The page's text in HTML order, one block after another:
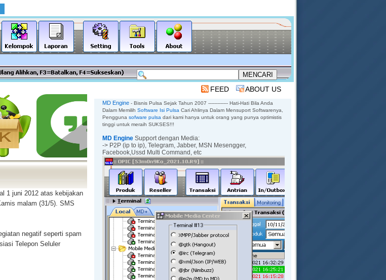
FEED ABOUT US
1 juni 2012 atas kebijakan
malam (31/5). SMS
negatif seperti spam
Telepon Seluler
MD Engine - Bisnis Pulsa Sejak Tahun 2007 ------------- Hati-Hati Bila Anda
Dalam Memilih Software Isi Pulsa Cari Ahlinya Dalam Mensuport Softwarenya,
Pengguna sofware pulsa dari kami hanya untuk orang yang punya optimistis
tinggi untuk meraih SUKSES!!!
MD Engine Support dengan Media:
-> P2P (ip to ip), Telegram, Jabber, MSN Mesengger,
Facebook,Ussd Multi Command, etc